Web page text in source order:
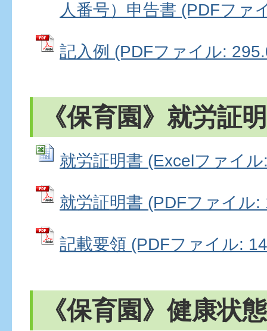
人番号）申告書 (PDFファ
記入例 (PDFファイル:
《保育園》就労証
就労証明書 (Excelファイ
就労証明書 (PDFファイル:
記載要領 (PDFファイル:
《保育園》健康状